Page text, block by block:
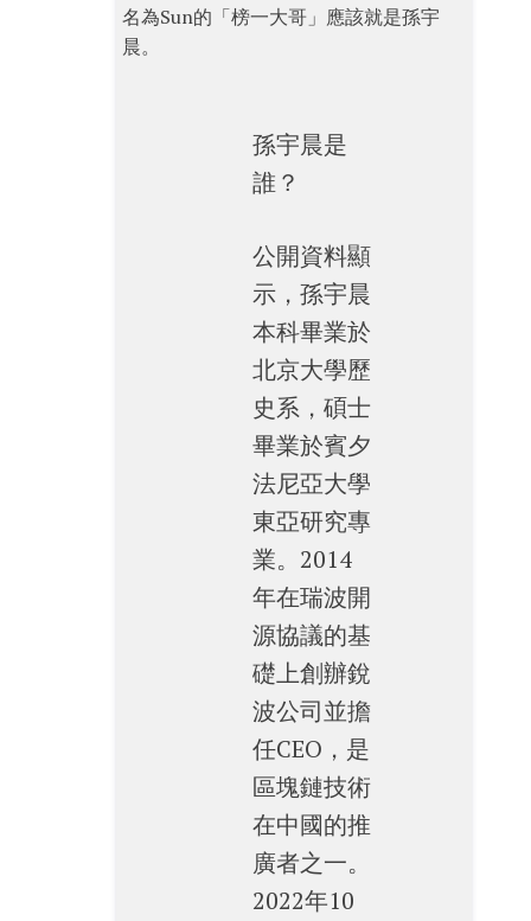
名為Sun的「榜一大哥」應該就是孫宇
晨。
孫宇晨是
誰？
公開資料顯
示，孫宇晨
本科畢業於
北京大學歷
史系，碩士
畢業於賓夕
法尼亞大學
東亞研究專
業。2014
年在瑞波開
源協議的基
礎上創辦銳
波公司並擔
任CEO，是
區塊鏈技術
在中國的推
廣者之一。
2022年10